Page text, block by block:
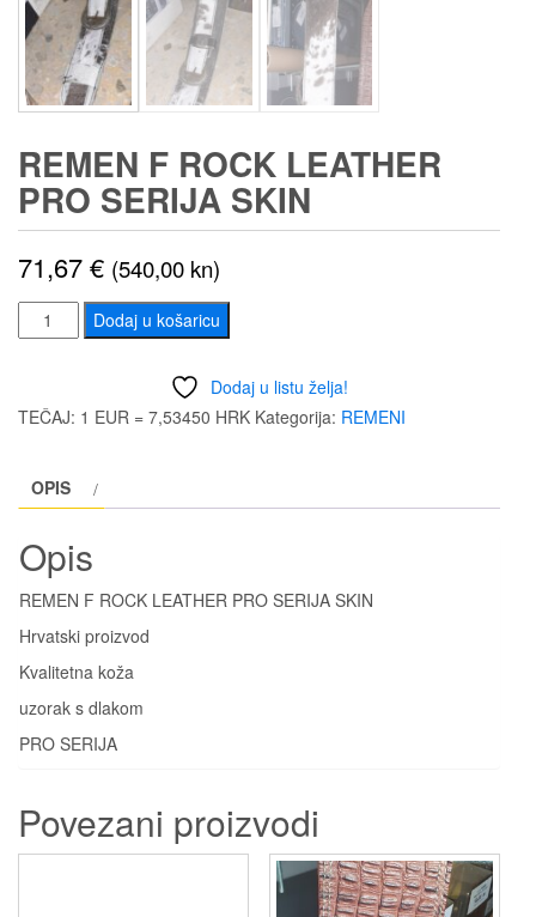
REMEN F ROCK LEATHER
PRO SERIJA SKIN
71,67€ (540,00 kn)
REMEN
F
LEATHER
SKIN
Dodaj u košaricu
Dodaj u listu želja!
TEČAJ: 1 EUR = 7,53450 HRK Kategorija: REMENI
OPIS
Opis
REMEN F ROCK LEATHER PRO SERIJA SKIN
Hrvatski proizvod
Kvalitetna koža
uzorak s dlakom
PRO SERIJA
Povezani proizvodi